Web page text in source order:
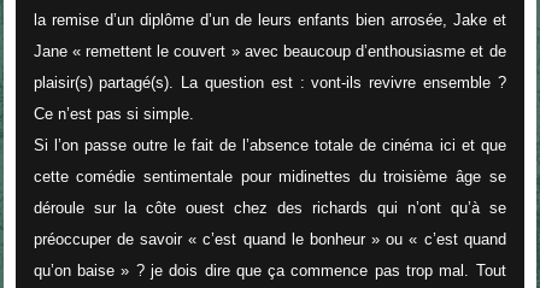
la remise d’un diplôme d’un de leurs enfants bien arrosée, Jake et
Jane « remettent le couvert » avec beaucoup d’enthousiasme et de
plaisir(s) partagé(s). La question est : vont-ils revivre ensemble ?
Ce n’est pas si simple.
Si l’on passe outre le fait de l’absence totale de cinéma ici et que
cette comédie sentimentale pour midinettes du troisième âge se
déroule sur la côte ouest chez des richards qui n’ont qu’à se
préoccuper de savoir « c’est quand le bonheur » ou « c’est quand
qu’on baise » ? je dois dire que ça commence pas trop mal. Tout